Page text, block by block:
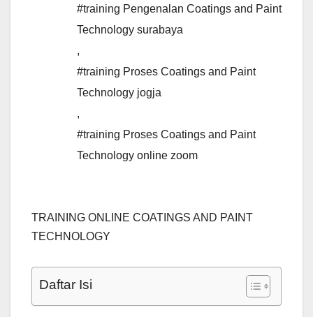
#training Pengenalan Coatings and Paint
Technology surabaya
,
#training Proses Coatings and Paint
Technology jogja
,
#training Proses Coatings and Paint
Technology online zoom
TRAINING ONLINE COATINGS AND PAINT
TECHNOLOGY
Daftar Isi